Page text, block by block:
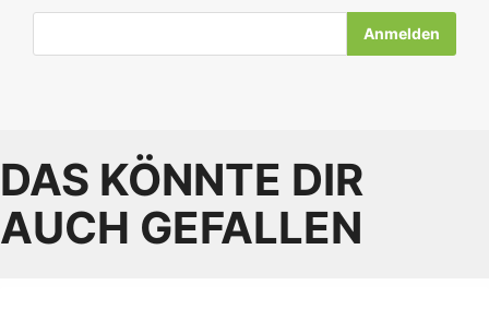
DAS KÖNNTE DIR
AUCH GEFALLEN